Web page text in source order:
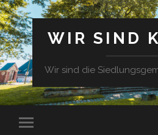
WIR SIND
Wir sind die